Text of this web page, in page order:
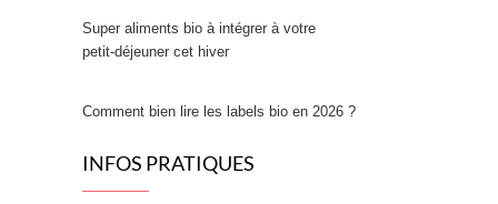
Super aliments bio à intégrer à votre
petit‑déjeuner cet hiver
Comment bien lire les labels bio en 2026 ?
INFOS PRATIQUES